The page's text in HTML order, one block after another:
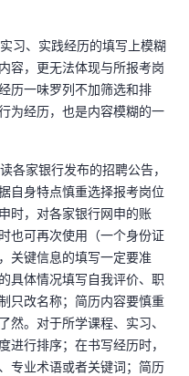
习、实践经历的填写上模糊
容，更无法体现与所报考岗
历一味罗列不加筛选和排
为经历，也是内容模糊的一
家银行发布的招聘公告，
自身特点慎重选择报考岗位
时，对各家银行网申的账
也可再次使用（一个身份证
关键信息的填写一定要准
具体情况填写自我评价、职
只改名称；简历内容要慎重
然。对于所学课程、实习、
进行排序；在书写经历时，
专业术语或者关键词；简历